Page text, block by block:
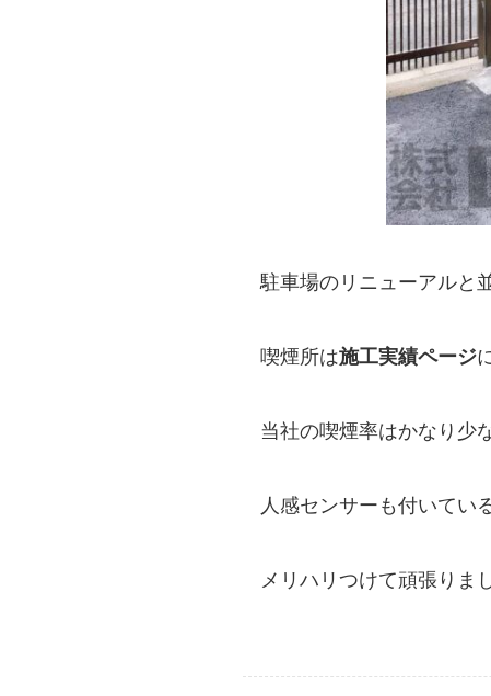
駐車場のリニューアルと
喫煙所は施工実績ページ
当社の喫煙率はかなり少
人感センサーも付いてい
メリハリつけて頑張りま